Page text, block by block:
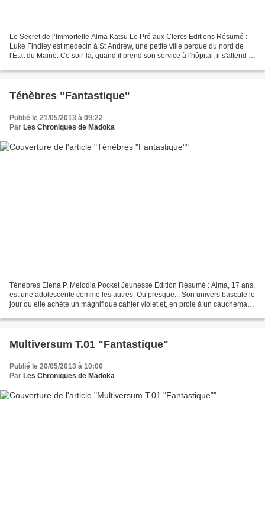
Le Secret de l’Immortelle Alma Katsu Le Pré aux Clercs Editions Résumé :
Luke Findley est médecin à St Andrew, une petite ville perdue du nord de
l'État du Maine. Ce soir-là, quand il prend son service à l'hôpital, il s'attend à
Ténèbres "Fantastique"
Publié le 21/05/2013 à 09:22
Par Les Chroniques de Madoka
Ténèbres Elena P. Melodia Pocket Jeunesse Edition Résumé : Alma, 17 ans,
est une adolescente comme les autres. Ou presque... Son univers bascule le
jour ou elle achète un magnifique cahier violet et, en proie à un cauchemar
Multiversum T.01 "Fantastique"
Publié le 20/05/2013 à 10:00
Par Les Chroniques de Madoka